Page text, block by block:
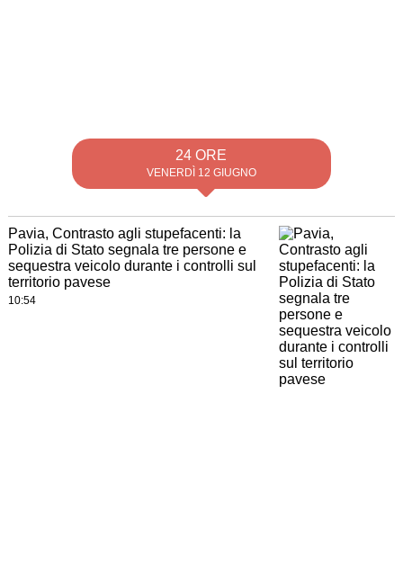
24 ORE
VENERDÌ 12 GIUGNO
Pavia, Contrasto agli stupefacenti: la
Polizia di Stato segnala tre persone e
sequestra veicolo durante i controlli sul
territorio pavese
10:54